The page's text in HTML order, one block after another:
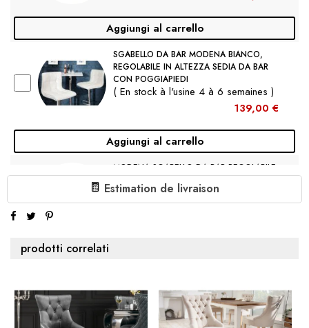
Aggiungi al carrello
SGABELLO DA BAR MODENA BIANCO,
REGOLABILE IN ALTEZZA SEDIA DA BAR
CON POGGIAPIEDI
( En stock à l'usine 4 à 6 semaines )
139,00 €
Aggiungi al carrello
MODENA SGABELLO DA BAR REGOLABILE
IN ALTEZZA MARRONE VINTAGE SEDIA
DA BAR CON POGGIAPIEDI
( En stock à l'usine 4 à 6 semaines )
Aggiungi al carrello
1 X MODENA SGABELLO DA BAR REGOLABILE IN
ALTEZZA GRIGIO VINTAGE SEDIA DA BAR CON
POGGIAPIEDI:
€139.00
Estimation de livraison
prodotti correlati